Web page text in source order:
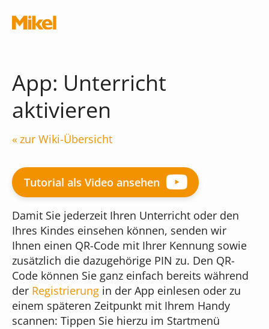
Module
Schnittstellen
Terminal
Online-Formulare
Cloudversion
Die Musikschul-App
Was kostet die App?
Versionshinweise
Chatbot
Verwaltungsassistent
Bildgenerierung
iMikel
Musikschul-App
Unser Team
App: Unterricht
aktivieren
zur Wiki-Übersicht
Tutorial als Video ansehen
Damit Sie jederzeit Ihren Unterricht oder den
Ihres Kindes einsehen können, senden wir
Ihnen einen QR-Code mit Ihrer Kennung sowie
zusätzlich die dazugehörige PIN zu. Den QR-
Code können Sie ganz einfach bereits während
der Registrierung in der App einlesen oder zu
einem späteren Zeitpunkt mit Ihrem Handy
scannen: Tippen Sie hierzu im Startmenü